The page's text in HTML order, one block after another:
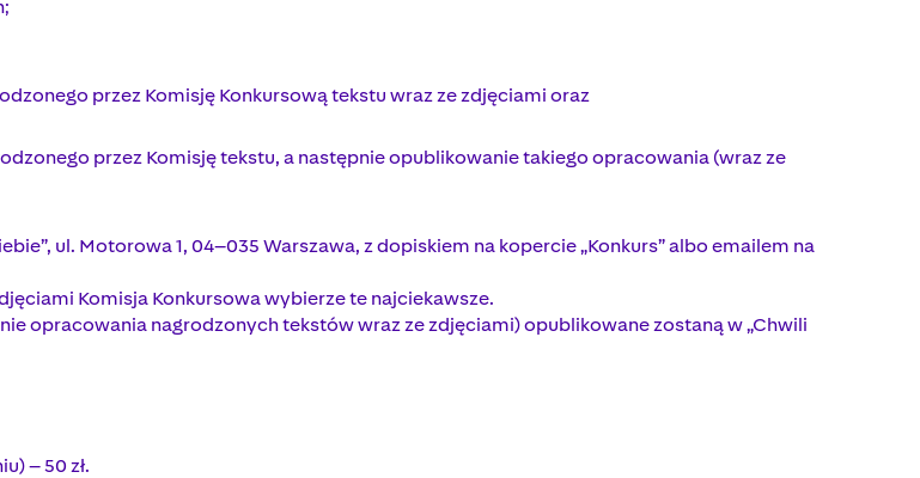
przez Komisję Konkursową tekstu wraz ze zdjęciami oraz
przez Komisję tekstu, a następnie opublikowanie takiego opracowania (wraz ze
ul. Motorowa 1, 04–035 Warszawa, z dopiskiem na kopercie „Konkurs” albo emailem na
Komisja Konkursowa wybierze te najciekawsze.
opracowania nagrodzonych tekstów wraz ze zdjęciami) opublikowane zostaną w „Chwili
– 50 zł.